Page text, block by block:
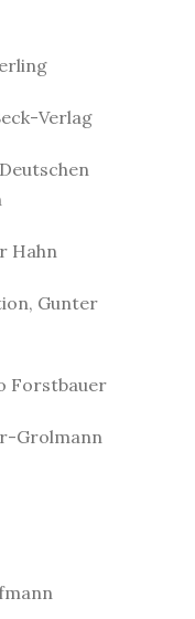
Verlag
Hahn
Gunter
Forstbauer
Grolmann